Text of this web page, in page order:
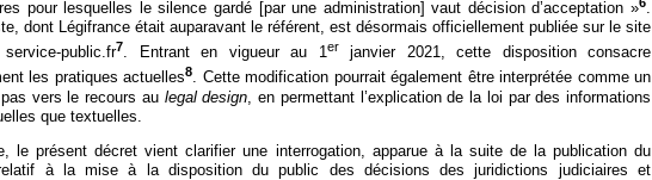
pour lesquelles le silence gardé [par une administration] vaut décision d’acceptation » .
dont Légifrance était auparavant le référent, est désormais officiellement publiée sur le site
public.fr7. Entrant en vigueur au 1er
janvier 2021, cette disposition consacre
les pratiques actuelles8. Cette modification pourrait également être interprétée comme un
vers le recours au legal design , en permettant l’explication de la loi par des informations
que textuelles.
le présent décret vient clarifier une interrogation, apparue à la suite de la publication du
à la mise à la disposition du public des décisions des juridictions judiciaires et